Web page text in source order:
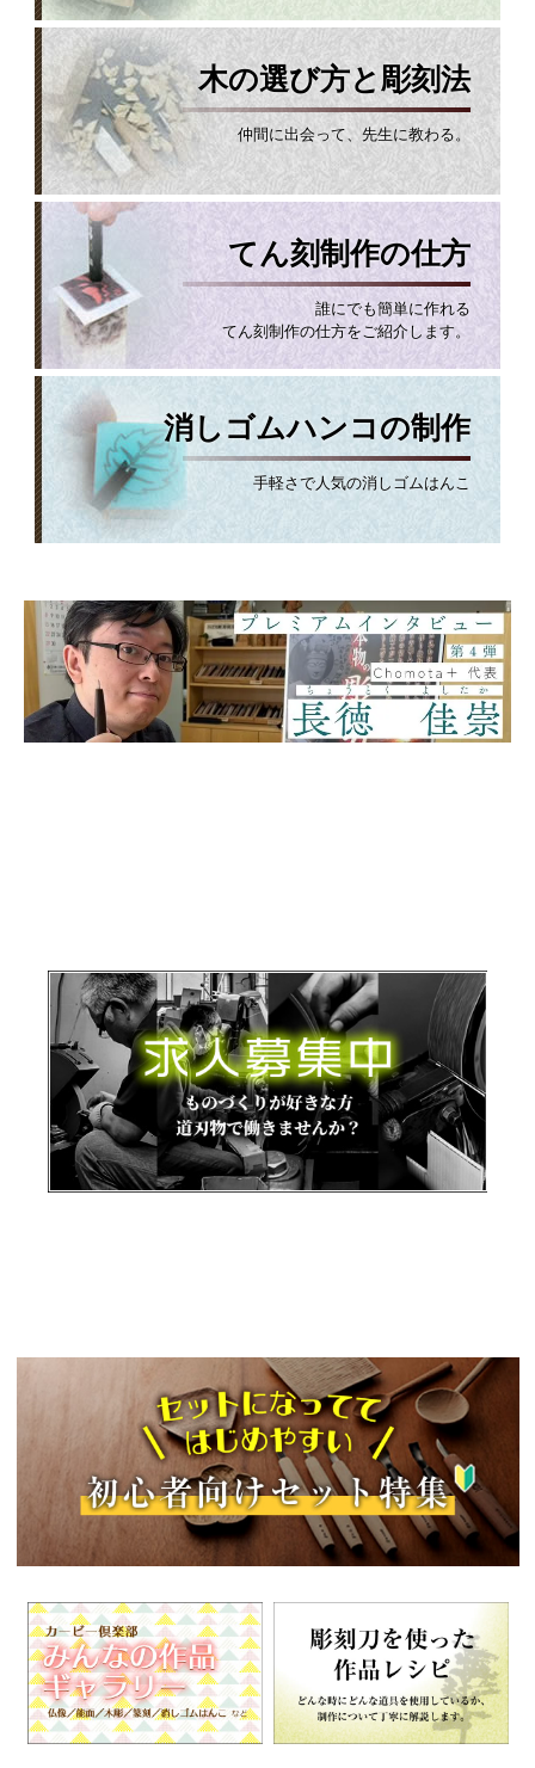
木の選び方と彫刻法
仲間に出会って、先生に教わる。
てん刻制作の仕方
誰にでも簡単に作れる
てん刻制作の仕方をご紹介します。
消しゴムハンコの制作
手軽さで人気の消しゴムはんこ